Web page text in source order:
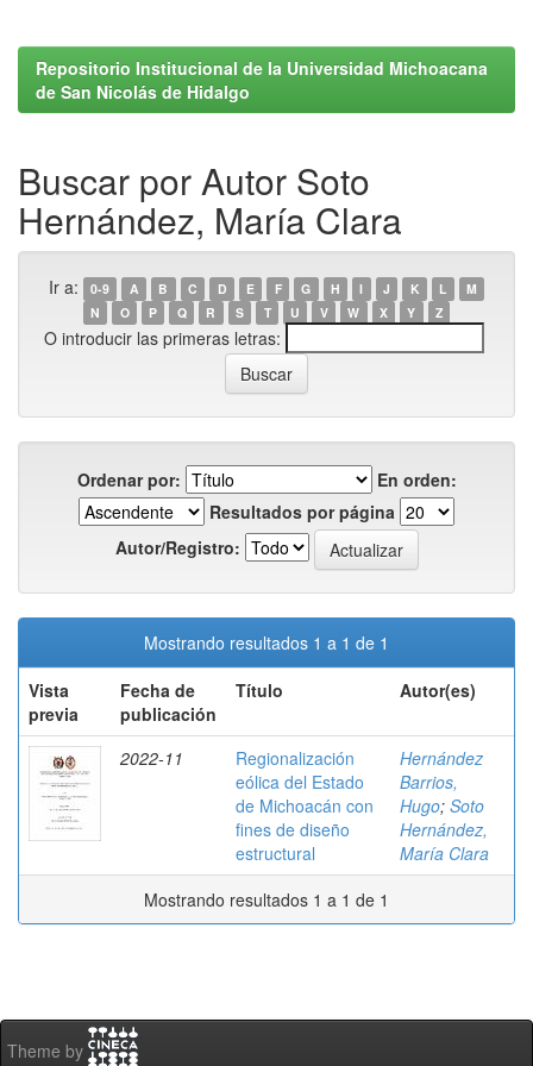
Repositorio Institucional de la Universidad Michoacana
de San Nicolás de Hidalgo
Buscar por Autor Soto
Hernández, María Clara
Ir a: 0-9 A B C D E F G H I J K L
M
N
O P Q R S T U V W X Y Z
O introducir las primeras letras:
Ordenar por:
En orden:
Resultados por página
Autor/Registro:
Mostrando resultados 1 a 1 de 1
Vista
previa
Fecha de
publicación
Título Autor(es)
2022-11
Regionalización
eólica del Estado
de Michoacán con
fines de diseño
estructural
Hernández
Barrios,
Hugo; Soto
Hernández,
María Clara
Mostrando resultados 1 a 1 de 1
Theme by